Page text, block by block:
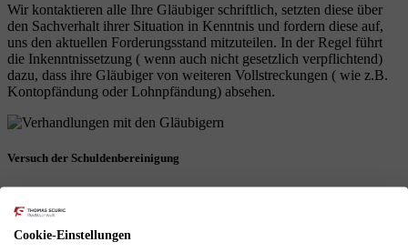
Wir kontaktieren alle Ihre Gläubiger schriftlich, setzten diese über
den Sachverhalt ihrer Situation in Kenntnis und fordern diese auf,
uns den aktuellen Forderungsstand mitzuteilen. In der Regel führt
die Inkenntnissetzung ( wenn auch nicht gesetzlich verpflichtend)
dazu, dass ihre Gläubiger von weiteren Vollstreckungen ( wie z.B.
Kontopfändung oder Lohnpfändung) absehen.
Versuch der Schuldenbereinigung
nach § 305 InsO gesetzlich vorgeschriebenen, außergerichtlichen
Gläubigern dar, dass Sie ihre Forderungen derzeit nicht erfüllen
Cookie-Einstellungen